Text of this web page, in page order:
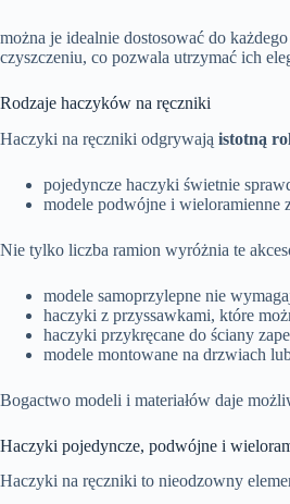
można je idealnie dostosować do
czyszczeniu, co pozwala utrzymać ich
Rodzaje haczyków na ręczniki
Haczyki na ręczniki odgrywają istotną
pojedyncze haczyki świetnie
modele podwójne i wieloramienne
Nie tylko liczba ramion wyróżnia te
modele samoprzylepne nie
haczyki z przyssawkami, które
haczyki przykręcane do ściany
modele montowane na drzwiach
Bogactwo modeli i materiałów daje
Haczyki pojedyncze, podwójne i
Haczyki na ręczniki to nieodzowny